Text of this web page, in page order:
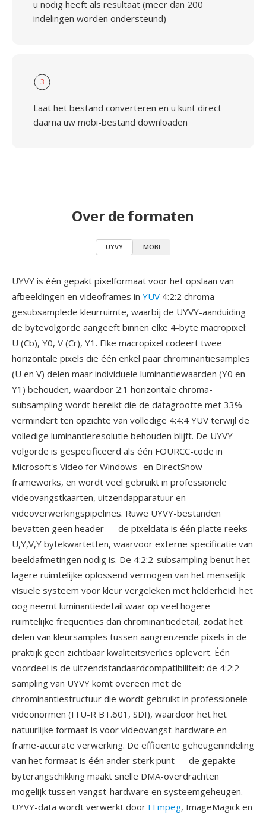
u nodig heeft als resultaat (meer dan 200
indelingen worden ondersteund)
3
Laat het bestand converteren en u kunt direct
daarna uw mobi-bestand downloaden
Over de formaten
UYVY MOBI
UYVY is één gepakt pixelformaat voor het opslaan van
afbeeldingen en videoframes in YUV 4:2:2 chroma-
gesubsamplede kleurruimte, waarbij de UYVY-aanduiding
de bytevolgorde aangeeft binnen elke 4-byte macropixel:
U (Cb), Y0, V (Cr), Y1. Elke macropixel codeert twee
horizontale pixels die één enkel paar chrominantiesamples
(U en V) delen maar individuele luminantiewaarden (Y0 en
Y1) behouden, waardoor 2:1 horizontale chroma-
subsampling wordt bereikt die de datagrootte met 33%
vermindert ten opzichte van volledige 4:4:4 YUV terwijl de
volledige luminantieresolutie behouden blijft. De UYVY-
volgorde is gespecificeerd als één FOURCC-code in
Microsoft's Video for Windows- en DirectShow-
frameworks, en wordt veel gebruikt in professionele
videovangstkaarten, uitzendapparatuur en
videoverwerkingspipelines. Ruwe UYVY-bestanden
bevatten geen header — de pixeldata is één platte reeks
U,Y,V,Y bytekwartetten, waarvoor externe specificatie van
beeldafmetingen nodig is. De 4:2:2-subsampling benut het
lagere ruimtelijke oplossend vermogen van het menselijk
visuele systeem voor kleur vergeleken met helderheid: het
oog neemt luminantiedetail waar op veel hogere
ruimtelijke frequenties dan chrominantiedetail, zodat het
delen van kleursamples tussen aangrenzende pixels in de
praktijk geen zichtbaar kwaliteitsverlies oplevert. Één
voordeel is de uitzendstandaardcompatibiliteit: de 4:2:2-
sampling van UYVY komt overeen met de
chrominantiestructuur die wordt gebruikt in professionele
videonormen (ITU-R BT.601, SDI), waardoor het het
natuurlijke formaat is voor videovangst-hardware en
frame-accurate verwerking. De efficiënte geheugenindeling
van het formaat is één ander sterk punt — de gepakte
byterangschikking maakt snelle DMA-overdrachten
mogelijk tussen vangst-hardware en systeemgeheugen.
UYVY-data wordt verwerkt door FFmpeg, ImageMagick en